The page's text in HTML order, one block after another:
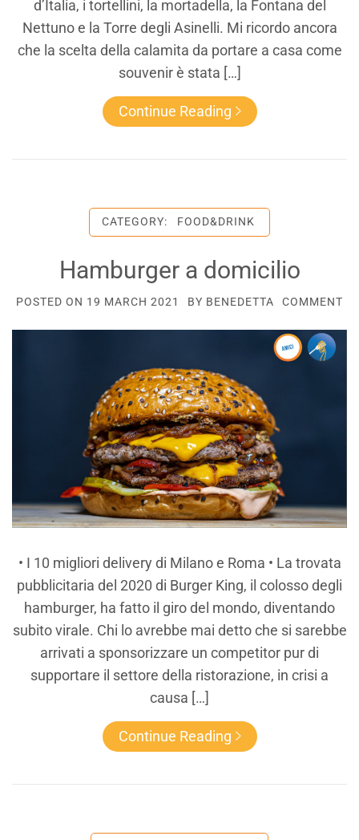
d’Italia, i tortellini, la mortadella, la Fontana del
Nettuno e la Torre degli Asinelli. Mi ricordo ancora
che la scelta della calamita da portare a casa come
souvenir è stata […]
Continue Reading
CATEGORY: FOOD&DRINK
Hamburger a domicilio
POSTED ON 19 MARCH 2021 BY BENEDETTA COMMENT
• I 10 migliori delivery di Milano e Roma • La trovata
pubblicitaria del 2020 di Burger King, il colosso degli
hamburger, ha fatto il giro del mondo, diventando
subito virale. Chi lo avrebbe mai detto che si sarebbe
arrivati a sponsorizzare un competitor pur di
supportare il settore della ristorazione, in crisi a
causa […]
Continue Reading